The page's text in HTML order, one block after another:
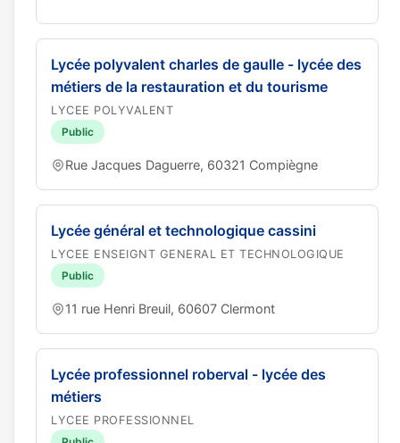
Lycée polyvalent charles de gaulle - lycée des
métiers de la restauration et du tourisme
LYCEE POLYVALENT
Public
Rue Jacques Daguerre, 60321 Compiègne
Lycée général et technologique cassini
LYCEE ENSEIGNT GENERAL ET TECHNOLOGIQUE
Public
11 rue Henri Breuil, 60607 Clermont
Lycée professionnel roberval - lycée des
métiers
LYCEE PROFESSIONNEL